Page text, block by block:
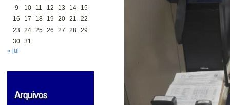
9
10 11 12 13 14
15
16
17 18 19 20 21
22
23
24 25 26 27 28 29
30 31
« jul